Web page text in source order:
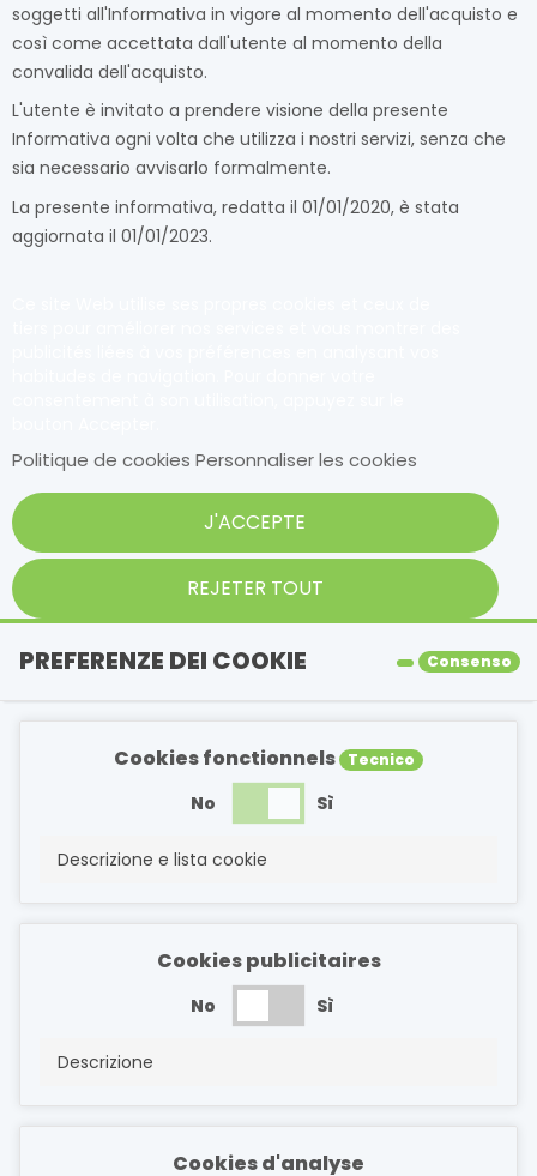
soggetti all'Informativa in vigore al momento dell'acquisto e
così come accettata dall'utente al momento della
convalida dell'acquisto.
L'utente è invitato a prendere visione della presente
Informativa ogni volta che utilizza i nostri servizi, senza che
sia necessario avvisarlo formalmente.
La presente informativa, redatta il 01/01/2020, è stata
aggiornata il 01/01/2023.
Politique de cookies Personnaliser les cookies
REJETER TOUT
J'ACCEPTE
PREFERENZE DEI COOKIE Consenso
Cookies fonctionnels Tecnico
No Sì
Descrizione e lista cookie
Cookies publicitaires
No Sì
Descrizione
Cookies d'analyse